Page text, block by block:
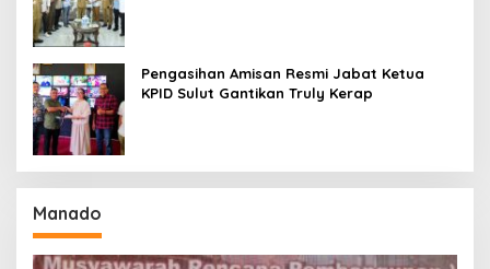
Pengasihan Amisan Resmi Jabat Ketua
KPID Sulut Gantikan Truly Kerap
Manado